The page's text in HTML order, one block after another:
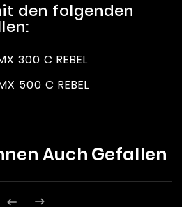
den folgenden
300 C REBEL
500 C REBEL
Auch Gefallen
 